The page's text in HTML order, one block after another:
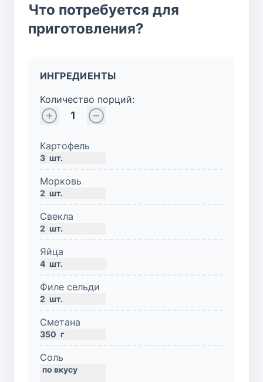
Что потребуется для
приготовления?
ИНГРЕДИЕНТЫ
Количество порций:
1
Картофель
3 шт.
Морковь
2 шт.
Свекла
2 шт.
Яйца
4 шт.
Филе сельди
2 шт.
Сметана
350 г
Соль